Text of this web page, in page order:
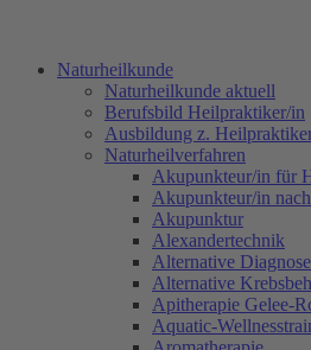
Naturheilkunde
Naturheilkunde aktuell
Berufsbild Heilpraktiker/in
Ausbildung z.
Naturheilverfahren
Akupunkteur/in für
Akupunkteur/in
Akupunktur
Alexandertechnik
Alternative
Alternative
Apitherapie Gelee-
Aquatic-